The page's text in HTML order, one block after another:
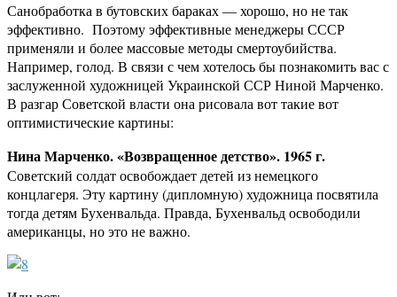
Санобработка в бутовских бараках — хорошо, но не так
эффективно. Поэтому эффективные менеджеры СССР
применяли и более массовые методы смертоубийства.
Например, голод. В связи с чем хотелось бы познакомить вас с
заслуженной художницей Украинской ССР Ниной Марченко.
В разгар Советской власти она рисовала вот такие вот
оптимистические картины:
Нина Марченко. «Возвращенное детство». 1965 г.
Советский солдат освобождает детей из немецкого
концлагеря. Эту картину (дипломную) художница посвятила
тогда детям Бухенвальда. Правда, Бухенвальд освободили
американцы, но это не важно.